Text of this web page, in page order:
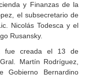
y Finanzas de la
el subsecretario de
Nicolás Todesca y el
Rusansky.
fue creada el 13 de
Martín Rodríguez,
Bernardino